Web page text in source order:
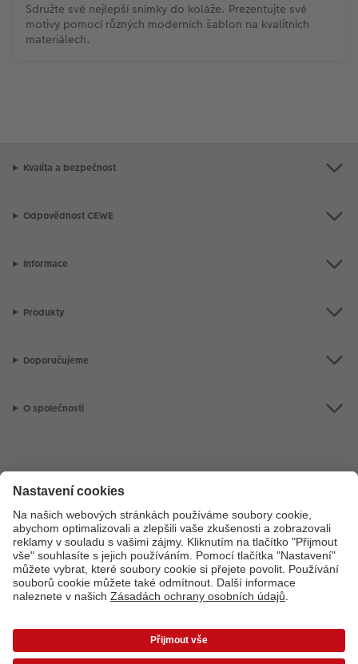
Sdružte své nejlepší snímky do koláže. Prezentujte své
motivy pomocí různých moderních šablon na kvalitních
materiálech.
Kvalita a bezpečnost
Odpovědnost CEWE
Informace
Produkty
Doporučujeme
O společnosti
Máte-li jakékoli dotazy týkající se fotoproduktů nebo objednávek,
neváhejte nás kontaktovat:+ 420 272 071 399[Po - Pá: 8:30 - 17:00 h]
dopravné a balné dle platného ceníku. Ceny jsou včetně DPH.
|VOP|Ochrana osobních údajů